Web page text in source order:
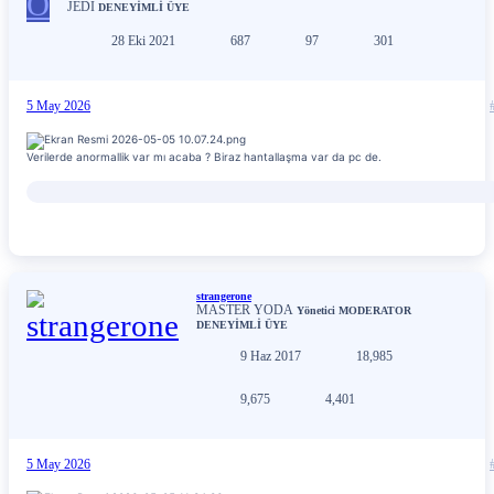
JEDI DENEYİMLİ ÜYE
28 Eki 2021 687 97 301
5 May 2026
Verilerde anormallik var mı acaba ? Biraz hantallaşma var da pc de.
strangerone
MASTER YODA Yönetici MODERATOR
DENEYİMLİ ÜYE
9 Haz 2017 18,985
9,675 4,401
5 May 2026